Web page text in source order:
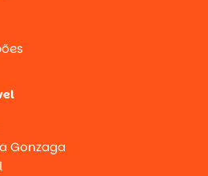
Gonzaga